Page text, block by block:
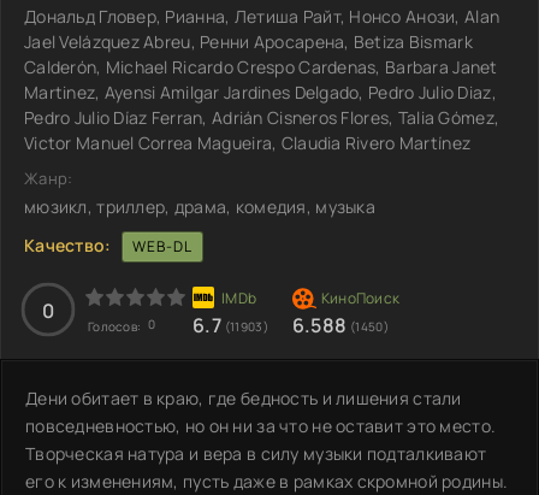
Дональд Гловер, Рианна, Летиша Райт, Нонсо Анози, Alan
Jael Velázquez Abreu, Ренни Аросарена, Betiza Bismark
Calderón, Michael Ricardo Crespo Cardenas, Barbara Janet
Martinez, Ayensi Amilgar Jardines Delgado, Pedro Julio Diaz,
Pedro Julio Díaz Ferran, Adrián Cisneros Flores, Talia Gómez,
Victor Manuel Correa Magueira, Claudia Rivero Martínez
Жанр:
мюзикл, триллер, драма, комедия, музыка
Качество:
WEB-DL
0
Голосов: 0 6.7 (11903) 6.588 (1450)
Дени обитает в краю, где бедность и лишения стали
повседневностью, но он ни за что не оставит это место.
Творческая натура и вера в силу музыки подталкивают
его к изменениям, пусть даже в рамках скромной родины.